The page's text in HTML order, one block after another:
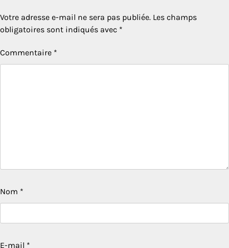
Votre adresse e-mail ne sera pas publiée. Les champs
obligatoires sont indiqués avec *
Commentaire *
Nom *
E-mail *